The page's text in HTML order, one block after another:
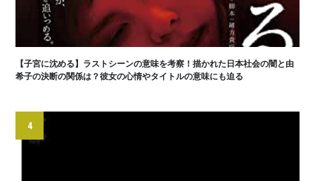
【子宮に沈める】ラストシーンの意味を考察！描かれた日本社会の闇と由
希子の決断の関係は？彼女の心情やタイトルの意味にも迫る
4